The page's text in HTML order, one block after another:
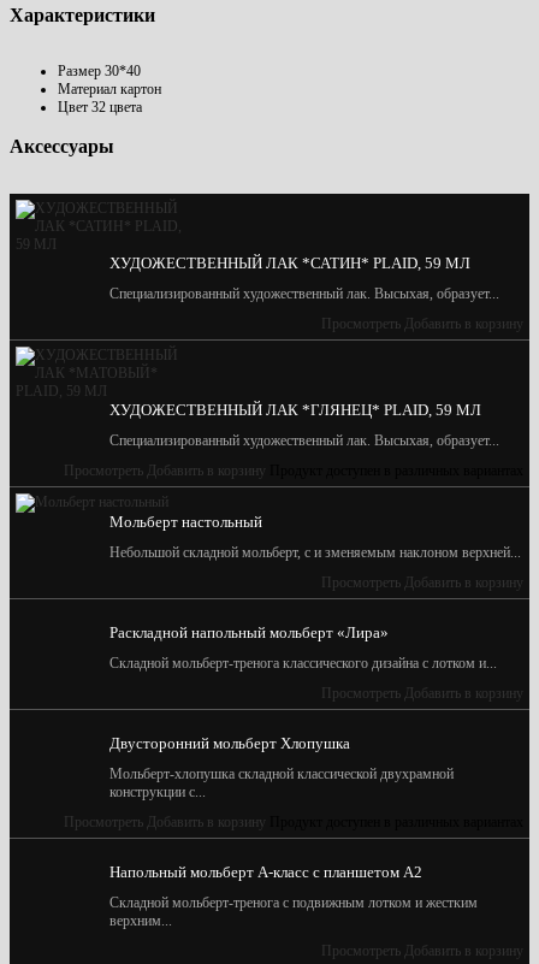
Характеристики
Размер 30*40
Материал картон
Цвет 32 цвета
Аксессуары
ХУДОЖЕСТВЕННЫЙ ЛАК *САТИН* PLAID, 59 МЛ
Специализированный художественный лак. Высыхая, образует...
Просмотреть Добавить в корзину
ХУДОЖЕСТВЕННЫЙ ЛАК *ГЛЯНЕЦ* PLAID, 59 МЛ
Специализированный художественный лак. Высыхая, образует...
Просмотреть Добавить в корзину
Мольберт настольный
Небольшой складной мольберт, с и зменяемым наклоном верхней...
Просмотреть Добавить в корзину
Раскладной напольный мольберт «Лира»
Складной мольберт-тренога классического дизайна с лотком и...
Просмотреть Добавить в корзину
Двусторонний мольберт Хлопушка
Мольберт-хлопушка складной классической двухрамной
конструкции с...
Просмотреть Добавить в корзину
Напольный мольберт А-класс с планшетом А2
Складной мольберт-тренога с подвижным лотком и жестким
верхним...
Просмотреть Добавить в корзину